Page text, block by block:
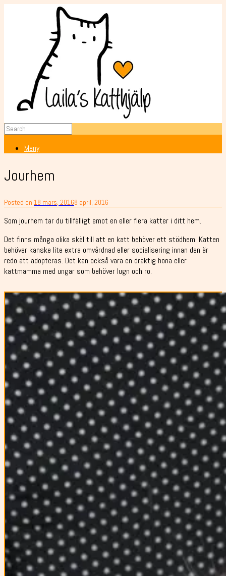
Meny
Jourhem
Posted on 18 mars, 20168 april, 2016
Som jourhem tar du tillfälligt emot en eller flera katter i ditt hem.
Det finns många olika skäl till att en katt behöver ett stödhem. Katten
behöver kanske lite extra omvårdnad eller socialisering innan den är
redo att adopteras. Det kan också vara en dräktig hona eller
kattmamma med ungar som behöver lugn och ro.